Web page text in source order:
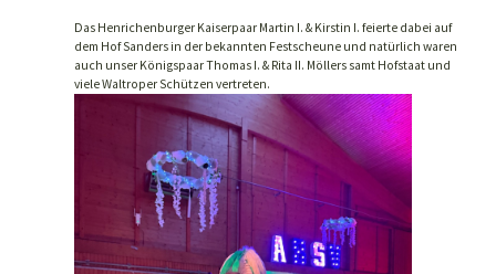
Das Henrichenburger Kaiserpaar Martin I. & Kirstin I. feierte dabei auf
dem Hof Sanders in der bekannten Festscheune und natürlich waren
auch unser Königspaar Thomas I. & Rita II. Möllers samt Hofstaat und
viele Waltroper Schützen vertreten.